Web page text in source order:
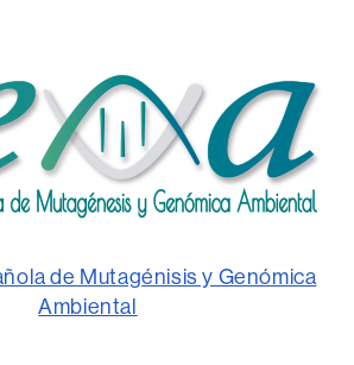
de Mutagénisis y Genómica
Ambiental